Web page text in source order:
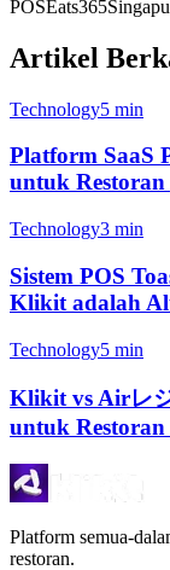
POSEats365
Artikel
Technology5 min
Platform SaaS
untuk
Technology3 min
Sistem POS
Klikit adalah
Technology5 min
Klikit vs Airレ
untuk Restoran
Platform semua-
restoran.